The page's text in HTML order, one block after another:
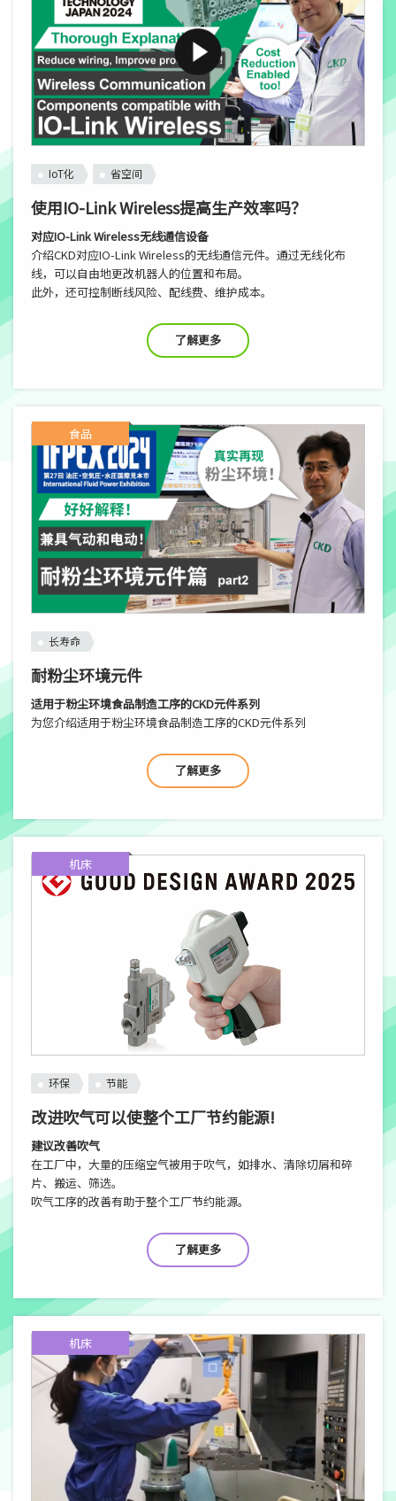
IoT化 省空间
使用IO-Link Wireless提高生产效率吗？
对应IO-Link Wireless无线通信设备
介绍CKD对应IO-Link Wireless的无线通信元件。通过无线化布
线，可以自由地更改机器人的位置和布局。
此外，还可控制断线风险、配线费、维护成本。
了解更多
食品
长寿命
耐粉尘环境元件
适用于粉尘环境食品制造工序的CKD元件系列
为您介绍适用于粉尘环境食品制造工序的CKD元件系列
了解更多
机床
环保 节能
改进吹气可以使整个工厂节约能源!
建议改善吹气
在工厂中，大量的压缩空气被用于吹气，如排水、清除切屑和碎
片、搬运、筛选。
吹气工序的改善有助于整个工厂节约能源。
了解更多
机床